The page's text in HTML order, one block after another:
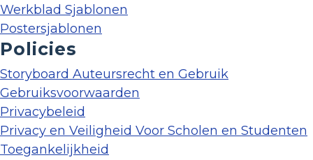
Werkblad Sjablonen
Postersjablonen
Policies
Storyboard Auteursrecht en Gebruik
Gebruiksvoorwaarden
Privacybeleid
Privacy en Veiligheid Voor Scholen en Studenten
Toegankelijkheid